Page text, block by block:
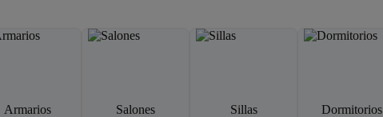
Armarios Salones Sillas Dormitorios